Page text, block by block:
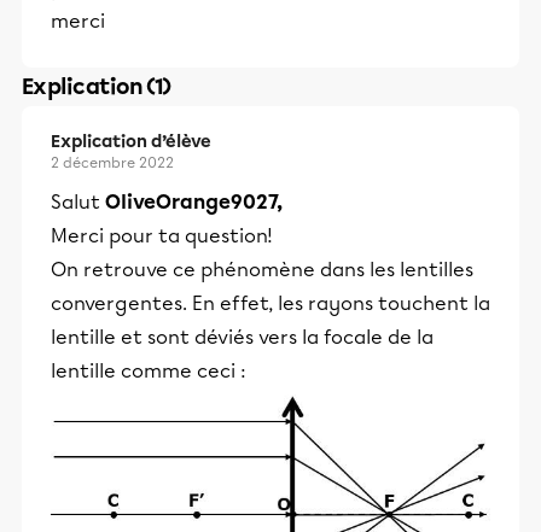
merci
Explication (1)
Explication d’élève
2 décembre 2022
Salut OliveOrange9027,
Merci pour ta question!
On retrouve ce phénomène dans les lentilles
convergentes. En effet, les rayons touchent la
lentille et sont déviés vers la focale de la
lentille comme ceci :